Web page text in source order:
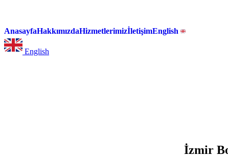
AnasayfaHakkımızdaHizmetlerimizİletişimEnglish
English
İzmir